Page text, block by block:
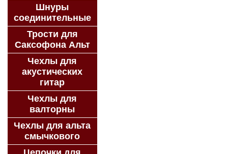
Шнуры
соединительные
Трости для
Саксофона Альт
Чехлы для
акустических
гитар
Чехлы для
валторны
Чехлы для альта
смычкового